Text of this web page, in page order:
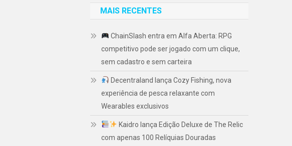
MAIS RECENTES
ChainSlash entra em Alfa Aberta: RPG
competitivo pode ser jogado com um clique,
sem cadastro e sem carteira
Decentraland lança Cozy Fishing, nova
experiência de pesca relaxante com
Wearables exclusivos
Kaidro lança Edição Deluxe de The Relic
com apenas 100 Relíquias Douradas